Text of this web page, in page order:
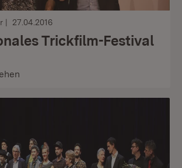
27.04.2016
Trickfilm-Festival